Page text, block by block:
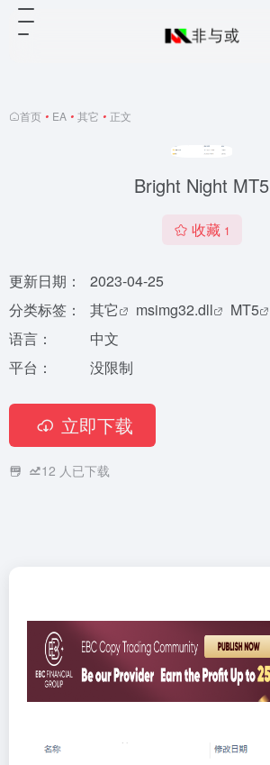
首页 • EA • 其它 • 正文
Bright Night MT5
收藏 1
更新日期：
2023-04-25
分类标签：
其它 msimg32.dll
MT5
语言：
中文
平台：
没限制
立即下载
12 人已下载